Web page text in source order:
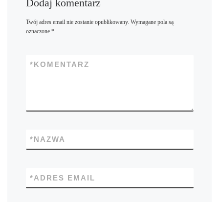
Dodaj komentarz
Twój adres email nie zostanie opublikowany. Wymagane pola są
oznaczone *
KOMENTARZ
*
NAZWA
*
ADRES EMAIL
*